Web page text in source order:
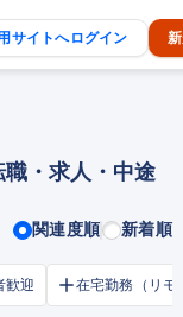
サイトへログイン
・求人・中途
関連度順 新着順
歓迎 在宅勤務（リモ